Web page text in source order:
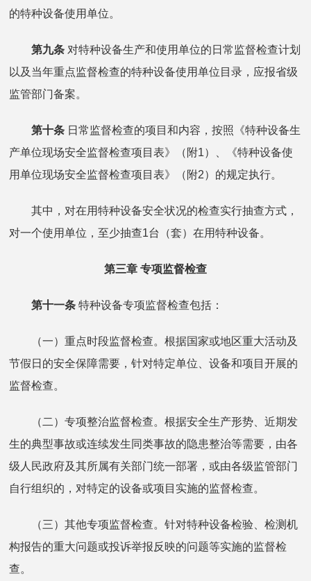
的特种设备使用单位。
第九条 对特种设备生产和使用单位的日常监督检查计划
以及当年重点监督检查的特种设备使用单位目录，应报省级
监管部门备案。
第十条 日常监督检查的项目和内容，按照《特种设备生
产单位现场安全监督检查项目表》（附1）、《特种设备使
用单位现场安全监督检查项目表》（附2）的规定执行。
其中，对在用特种设备安全状况的检查实行抽查方式，
对一个使用单位，至少抽查1台（套）在用特种设备。
第三章 专项监督检查
第十一条 特种设备专项监督检查包括：
（一）重点时段监督检查。根据国家或地区重大活动及
节假日的安全保障需要，针对特定单位、设备和项目开展的
监督检查。
（二）专项整治监督检查。根据安全生产形势、近期发
生的典型事故或连续发生同类事故的隐患整治等需要，由各
级人民政府及其所属有关部门统一部署，或由各级监管部门
自行组织的，对特定的设备或项目实施的监督检查。
（三）其他专项监督检查。针对特种设备检验、检测机
构报告的重大问题或投诉举报反映的问题等实施的监督检
查。